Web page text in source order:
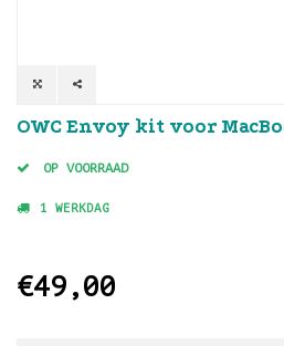
OWC Envoy kit voor
OP VOORRAAD
1 WERKDAG
€49,00